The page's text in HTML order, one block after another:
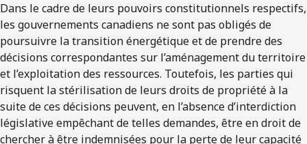
Dans le cadre de leurs pouvoirs constitutionnels respectifs,
les gouvernements canadiens ne sont pas obligés de
poursuivre la transition énergétique et de prendre des
décisions correspondantes sur l’aménagement du territoire
et l’exploitation des ressources. Toutefois, les parties qui
risquent la stérilisation de leurs droits de propriété à la
suite de ces décisions peuvent, en l’absence d’interdiction
législative empêchant de telles demandes, être en droit de
chercher à être indemnisées pour la perte de leur capacité